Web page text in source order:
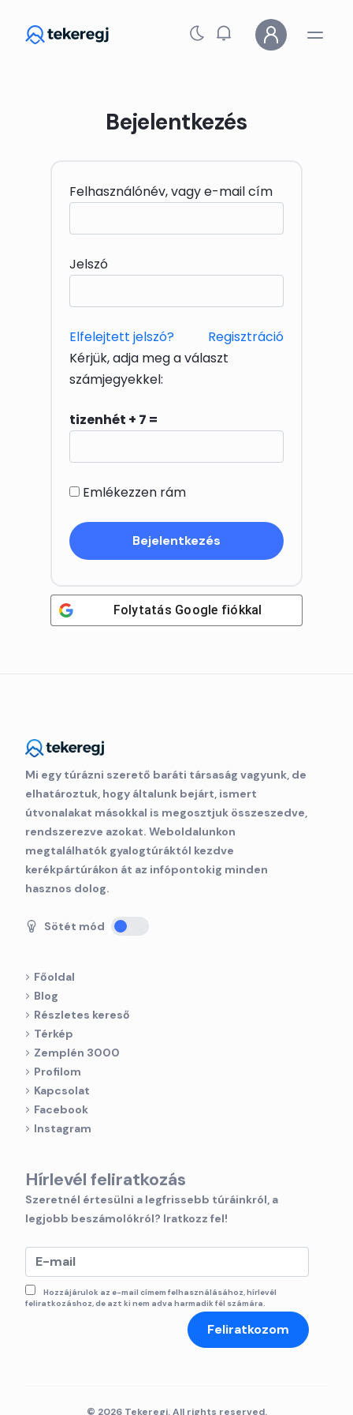
Bejelentkezés
Felhasználónév, vagy e-mail cím
Jelszó
Elfelejtett jelszó?
Regisztráció
Kérjük, adja meg a választ
számjegyekkel:
tizenhét + 7 =
Emlékezzen rám
Folytatás Google fiókkal
Mi egy túrázni szerető baráti társaság vagyunk, de
elhatároztuk, hogy általunk bejárt, ismert
útvonalakat másokkal is megosztjuk összeszedve,
rendszerezve azokat. Weboldalunkon
megtalálhatók gyalogtúráktól kezdve
kerékpártúrákon át az infópontokig minden
hasznos dolog.
Sötét mód
Főoldal
Blog
Részletes kereső
Térkép
Zemplén 3000
Profilom
Kapcsolat
Facebook
Instagram
Hírlevél feliratkozás
Szeretnél értesülni a legfrissebb túráinkról, a
legjobb beszámolókról? Iratkozz fel!
Hozzájárulok az e-mail címem felhasználásához, hírlevél
feliratkozáshoz, de azt ki nem adva harmadik fél számára.
Feliratkozom
© 2026 Tekeregj. All rights reserved.